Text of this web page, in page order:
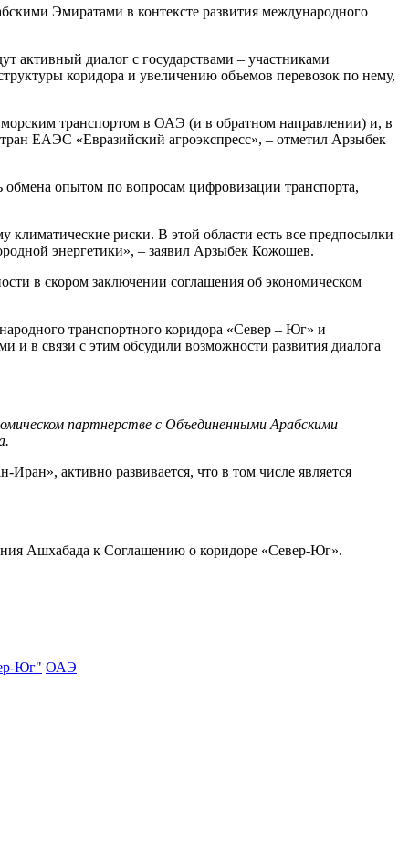
Эмиратами в контексте развития международного
диалог с государствами – участниками
коридора и увеличению объемов перевозок по нему,
транспортом в ОАЭ (и в обратном направлении) и, в
ЕАЭС «Евразийский агроэкспресс», – отметил Арзыбек
опытом по вопросам цифровизации транспорта,
риски. В этой области есть все предпосылки
энергетики», – заявил Арзыбек Кожошев.
в скором заключении соглашения об экономическом
транспортного коридора «Север – Юг» и
в связи с этим обсудили возможности развития диалога
партнерстве с Объединенными Арабскими
активно развивается, что в том числе является
Ашхабада к Соглашению о коридоре «Север-Юг».
Юг" ОАЭ